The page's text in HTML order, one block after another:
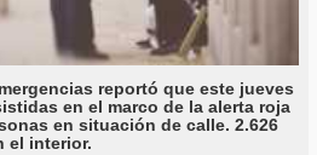
reportó que este jueves
en el marco de la alerta roja
en situación de calle. 2.626
el interior.